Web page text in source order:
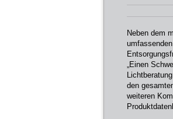
Neben dem
„Einen
den
weiteren